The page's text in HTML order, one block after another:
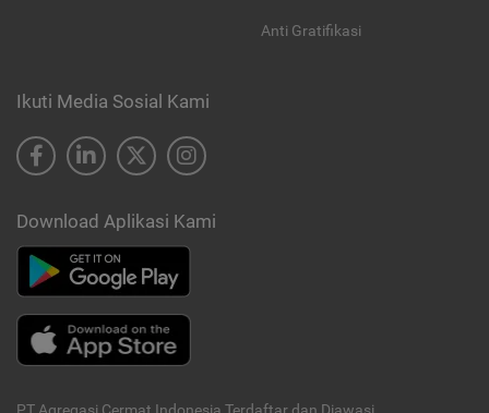
Anti Gratifikasi
Ikuti Media Sosial Kami
Download Aplikasi Kami